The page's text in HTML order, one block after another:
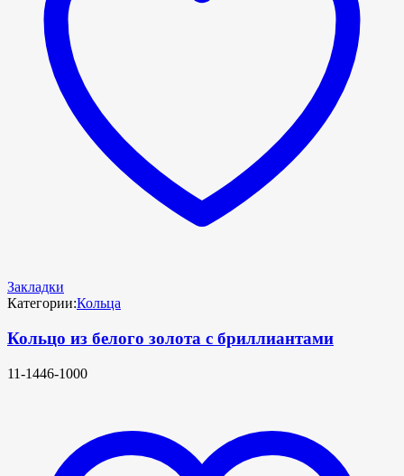
Закладки
Категории:Кольца
Кольцо из белого золота с бриллиантами
11-1446-1000